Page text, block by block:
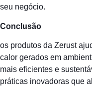
seu negócio.
Conclusão
os produtos da Zerust
calor gerados em
mais eficientes e
práticas inovadoras que